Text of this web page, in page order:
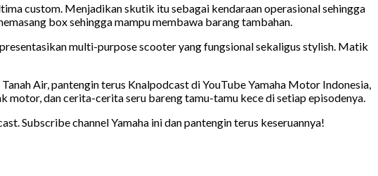
custom. Menjadikan skutik itu sebagai kendaraan operasional sehingga
box sehingga mampu membawa barang tambahan.
multi-purpose scooter yang fungsional sekaligus stylish. Matik
Air, pantengin terus Knalpodcast di YouTube Yamaha Motor Indonesia,
motor, dan cerita-cerita seru bareng tamu-tamu kece di setiap episodenya.
Subscribe channel Yamaha ini dan pantengin terus keseruannya!